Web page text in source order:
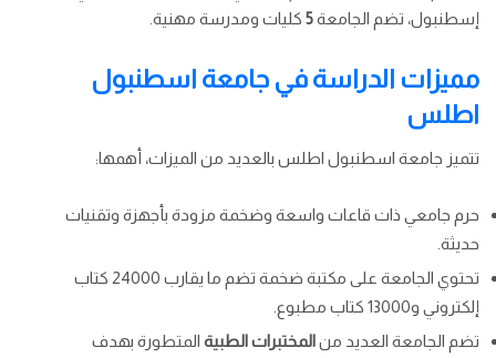
إسطنبول، تضم الجامعة5 كليات ومدرسة مهنية.
مميزات الدراسة في جامعة اسطنبول
اطلس
تتميز جامعة اسطنبول اطلس بالعديد من الميزات، أهمها:
حرم جامعي ذات قاعات واسعة وضخمة مزودة بأجهزة وتقنيات
حديثة.
تحتوي الجامعة على مكتبة ضخمة تضم ما يقارب 24000 كتاب
إلكتروني و13000 كتاب مطبوع.
تضم الجامعة العديد منالمختبرات الطبية المتطورة بهدف